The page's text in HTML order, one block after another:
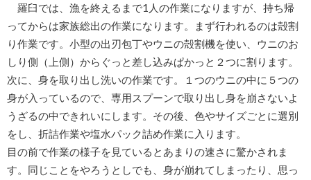
羅臼では、漁を終えるまで1人の作業になりますが、持ち帰
ってからは家族総出の作業になります。まず行われるのは殻割
り作業です。小型の出刃包丁やウニの殻割機を使い、ウニのお
しり側（上側）からぐっと差し込みぱかっと２つに割ります。
次に、身を取り出し洗いの作業です。１つのウニの中に５つの
身が入っているので、専用スプーンで取り出し身を崩さないよ
うざるの中できれいにします。その後、色やサイズごとに選別
をし、折詰作業や塩水パック詰め作業に入ります。
目の前で作業の様子を見ているとあまりの速さに驚かされま
す。同じことをやろうとしでも、身が崩れてしまったり、思っ